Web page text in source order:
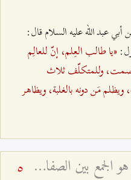
ص٣۷: عن أبي عبد الله عليه السلام قال:
«يا طالب العِلم، إنّ للعالِم
وللمتكلّف ثلاث
مَن دونه بالغلبة، ويظاهر
غايةُ الكمال وحَدُّ الاعتدال هو الجمع بين الصفات - شرح فقرات مِن دعاء الافتتاح – الجلسة السابعة 5